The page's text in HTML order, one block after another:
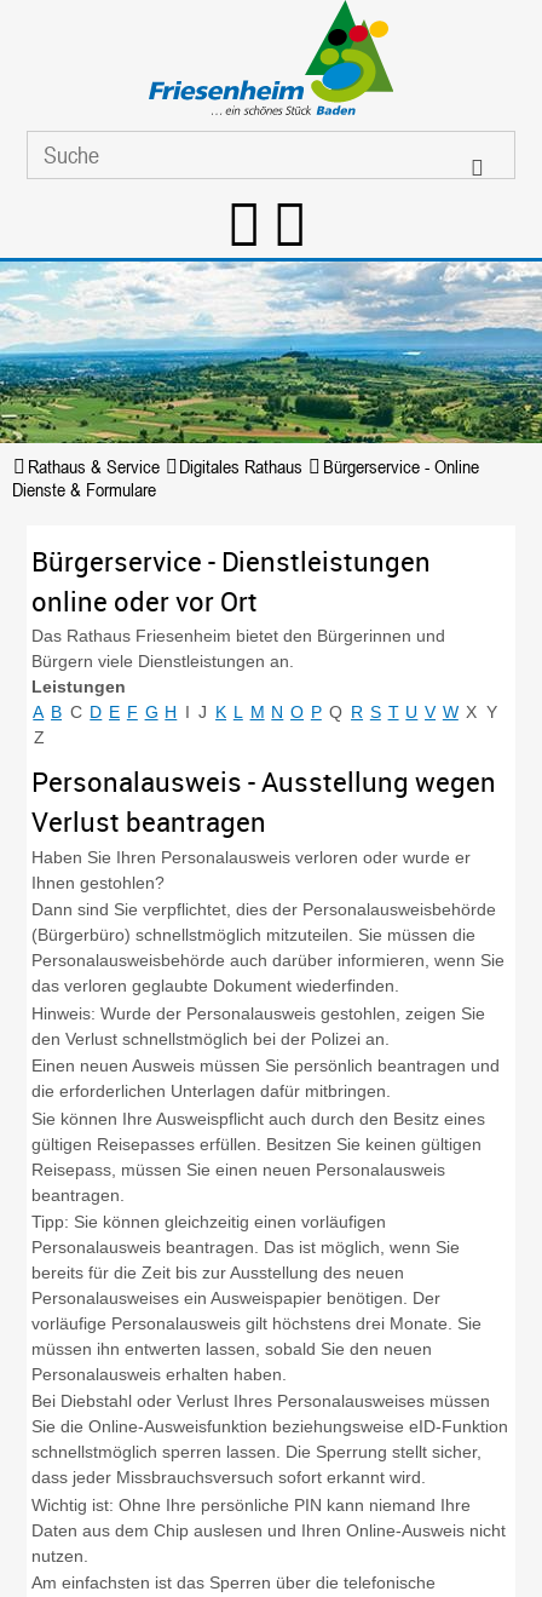
Rathaus & Service Digitales Rathaus
Bürgerservice - Online
Dienste & Formulare
Bürgerservice - Dienstleistungen
online oder vor Ort
Das Rathaus Friesenheim bietet den Bürgerinnen und
Bürgern viele Dienstleistungen an.
Leistungen
A B C D E F G H I J K L M N O P Q R S T U V W X Y
Z
Personalausweis - Ausstellung wegen
Verlust beantragen
Haben Sie Ihren Personalausweis verloren oder wurde er
Ihnen gestohlen?
Dann sind Sie verpflichtet, dies der Personalausweisbehörde
(Bürgerbüro) schnellstmöglich mitzuteilen. Sie müssen die
Personalausweisbehörde auch darüber informieren, wenn Sie
das verloren geglaubte Dokument wiederfinden.
Hinweis: Wurde der Personalausweis gestohlen, zeigen Sie
den Verlust schnellstmöglich bei der Polizei an.
Einen neuen Ausweis müssen Sie persönlich beantragen und
die erforderlichen Unterlagen dafür mitbringen.
Sie können Ihre Ausweispflicht auch durch den Besitz eines
gültigen Reisepasses erfüllen. Besitzen Sie keinen gültigen
Reisepass, müssen Sie einen neuen Personalausweis
beantragen.
Tipp: Sie können gleichzeitig einen vorläufigen
Personalausweis beantragen. Das ist möglich, wenn Sie
bereits für die Zeit bis zur Ausstellung des neuen
Personalausweises ein Ausweispapier benötigen. Der
vorläufige Personalausweis gilt höchstens drei Monate . Sie
müssen ihn entwerten lassen, sobald Sie den neuen
Personalausweis erhalten haben.
Bei Diebstahl oder Verlust Ihres Personalausweises müssen
Sie die Online-Ausweisfunktion beziehungsweiseeID-Funktion
schnellstmöglich sperren lassen. Die Sperrung stellt sicher,
dass jeder Missbrauchsversuch sofort erkannt wird.
Wichtig ist: Ohne Ihre persönliche PIN kann niemand Ihre
Daten aus dem Chip auslesen und Ihren Online-Ausweis nicht
nutzen.
Am einfachsten ist das Sperren über die telefonische